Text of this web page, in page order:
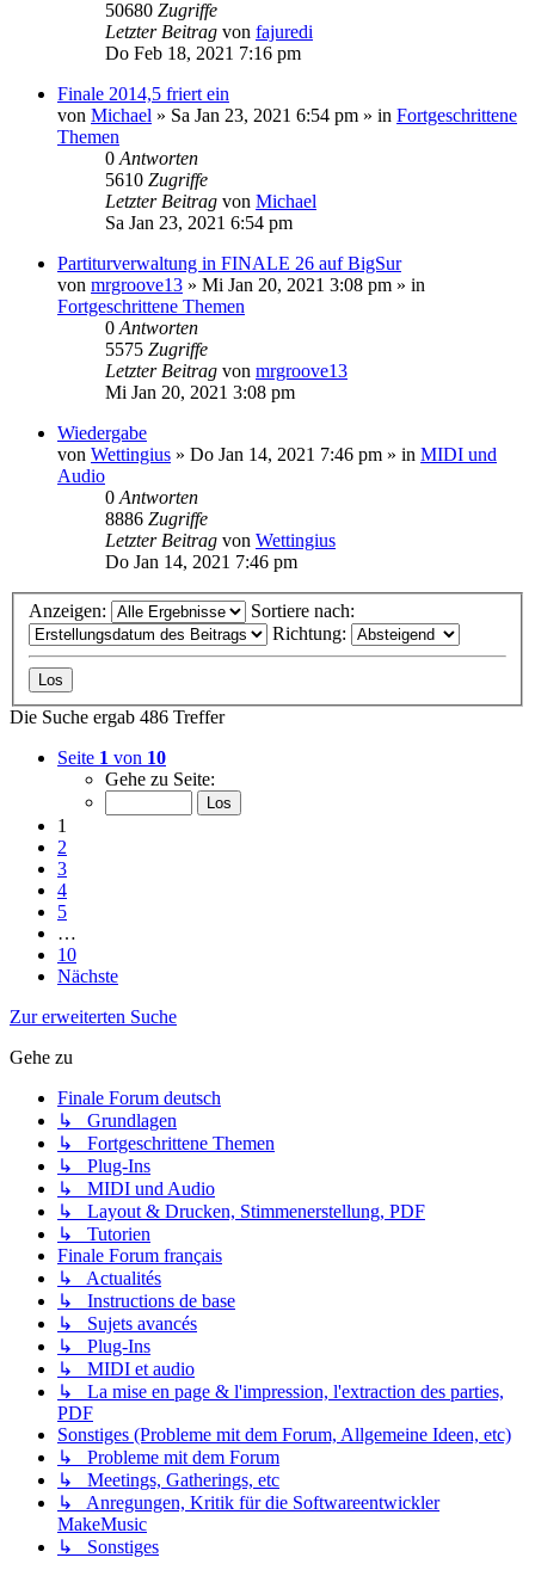
50680 Zugriffe
Letzter Beitrag von fajuredi
Do Feb 18, 2021 7:16 pm
Finale 2014,5 friert ein
von Michael » Sa Jan 23, 2021 6:54 pm » in Fortgeschrittene
Themen
0 Antworten
5610 Zugriffe
Letzter Beitrag von Michael
Sa Jan 23, 2021 6:54 pm
Partiturverwaltung in FINALE 26 auf BigSur
von mrgroove13 » Mi Jan 20, 2021 3:08 pm » in
Fortgeschrittene Themen
0 Antworten
5575 Zugriffe
Letzter Beitrag von mrgroove13
Mi Jan 20, 2021 3:08 pm
Wiedergabe
von Wettingius » Do Jan 14, 2021 7:46 pm » in MIDI und
Audio
0 Antworten
8886 Zugriffe
Letzter Beitrag von Wettingius
Do Jan 14, 2021 7:46 pm
Anzeigen:
Sortiere nach:
Richtung:
Die Suche ergab 486 Treffer
Seite 1 von 10
Gehe zu Seite:
1
2
3
4
5
…
10
Nächste
Zur erweiterten Suche
Gehe zu
Finale Forum deutsch
↳ Grundlagen
↳ Fortgeschrittene Themen
↳ Plug-Ins
↳ MIDI und Audio
↳ Layout & Drucken, Stimmenerstellung, PDF
↳ Tutorien
Finale Forum français
↳ Actualités
↳ Instructions de base
↳ Sujets avancés
↳ Plug-Ins
↳ MIDI et audio
↳ La mise en page & l'impression, l'extraction des parties,
PDF
Sonstiges (Probleme mit dem Forum, Allgemeine Ideen, etc)
↳ Probleme mit dem Forum
↳ Meetings, Gatherings, etc
↳ Anregungen, Kritik für die Softwareentwickler
MakeMusic
↳ Sonstiges